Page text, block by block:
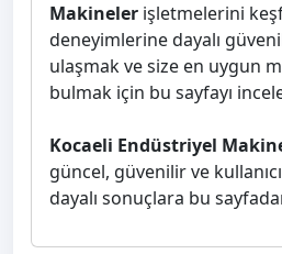
Makineler işletmelerini
deneyimlerine dayalı
ulaşmak ve size en uygun
bulmak için bu sayfayı
Kocaeli Endüstriyel
güncel, güvenilir ve
dayalı sonuçlara bu